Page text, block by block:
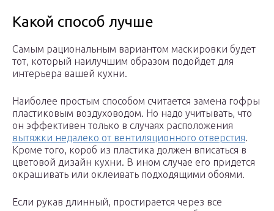
Какой способ лучше
Самым рациональным вариантом маскировки будет
тот, который наилучшим образом подойдет для
интерьера вашей кухни.
Наиболее простым способом считается замена гофры
пластиковым воздуховодом. Но надо учитывать, что
он эффективен только в случаях расположения
вытяжки недалеко от вентиляционного отверстия.
Кроме того, короб из пластика должен вписаться в
цветовой дизайн кухни. В ином случае его придется
окрашивать или оклеивать подходящими обоями.
Если рукав длинный, простирается через все